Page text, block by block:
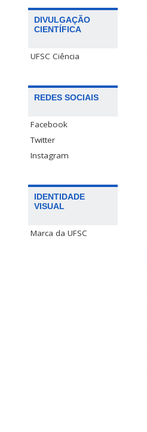
DIVULGAÇÃO
CIENTÍFICA
UFSC Ciência
REDES SOCIAIS
Facebook
Twitter
Instagram
IDENTIDADE
VISUAL
Marca da UFSC